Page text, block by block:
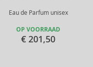
Eau de Parfum unisex
OP VOORRAAD
€ 201,50